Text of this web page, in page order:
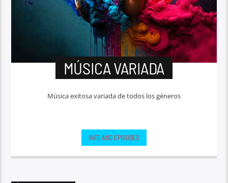
MÚSICA VARIADA
Música exitosa variada de todos los géneros
INFO AND EPISODES